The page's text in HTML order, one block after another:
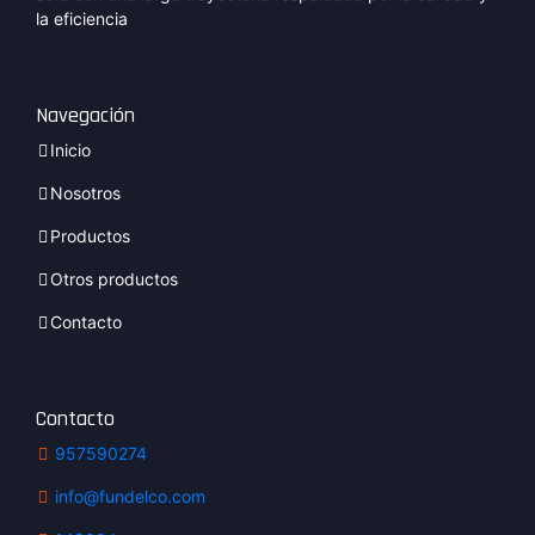
la eficiencia
Navegación
Inicio
Nosotros
Productos
Otros productos
Contacto
Contacto
957590274
info@fundelco.com